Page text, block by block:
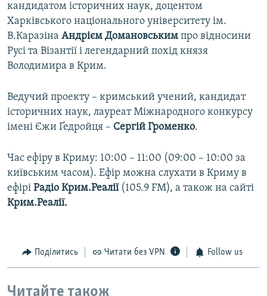
кандидатом історичних наук, доцентом
Харківського національного університету ім.
В.Каразіна Андрієм Домановським про відносини
Русі та Візантії і легендарний похід князя
Володимира в Крим.
Ведучий проекту – кримський учений, кандидат
історичних наук, лауреат Міжнародного конкурсу
імені Єжи Ґедройця – Сергій Громенко.
Час ефіру в Криму: 10:00 – 11:00 (09:00 – 10:00 за
київським часом). Ефір можна слухати в Криму в
ефірі Радіо Крим.Реалії (105.9 FM), а також на сайті
Крим.Реалії.
Поділитись Читати без VPN Follow us
Читайте також